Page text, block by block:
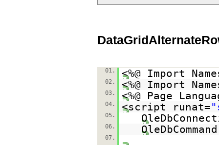
01. <%@ Import
02. <%@ Import
03. <%@ Page
04. <script runat=
05.
06.
07.